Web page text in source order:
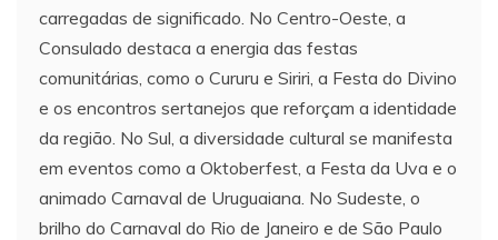
carregadas de significado. No Centro-Oeste, a
Consulado destaca a energia das festas
comunitárias, como o Cururu e Siriri, a Festa do Divino
e os encontros sertanejos que reforçam a identidade
da região. No Sul, a diversidade cultural se manifesta
em eventos como a Oktoberfest, a Festa da Uva e o
animado Carnaval de Uruguaiana. No Sudeste, o
brilho do Carnaval do Rio de Janeiro e de São Paulo